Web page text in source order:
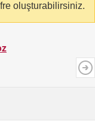
oluşturabilirsiniz.